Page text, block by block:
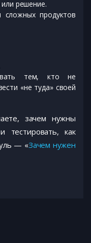
решение.
сложных продуктов
тем, кто не
«не туда» своей
зачем нужны
тестировать, как
— «Зачем нужен